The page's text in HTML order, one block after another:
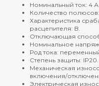
Номинальный ток: 4 А.
Количество полюсов:
Характеристика
расцепителя: B.
Отключающая
Номинальное
Род тока:
Степень защиты: IP20.
Механическая
включения/
Электрическая